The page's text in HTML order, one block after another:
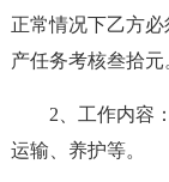
正常情况下乙方
产任务考核叁拾元
2、工作内容
运输、养护等。